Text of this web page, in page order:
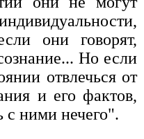
они говорят,
Но если
отвлечься от
и его фактов,
с ними нечего".